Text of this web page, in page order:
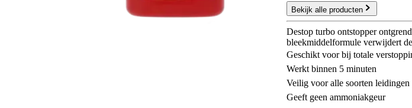
Bekijk alle producten
Destop turbo ontstopper
bleekmiddelformule verwijdert
Geschikt voor bij totale
Werkt binnen 5 minuten
Veilig voor alle soorten leidingen
Geeft geen ammoniakgeur